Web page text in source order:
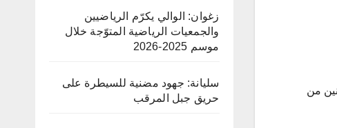
من
زغوان: الوالي يكرّم الرياضيين
والجمعيات الرياضية المتوّجة خلال
موسم 2025-2026
سليانة: جهود مضنية للسيطرة على
حريق جبل المرقب